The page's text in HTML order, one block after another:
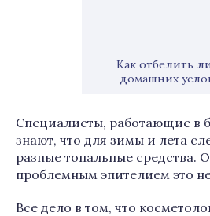
Как отбелить
домашних
Специалисты, работающие в
знают, что для зимы и лета
разные тональные средства.
проблемным эпителием это
Все дело в том, что